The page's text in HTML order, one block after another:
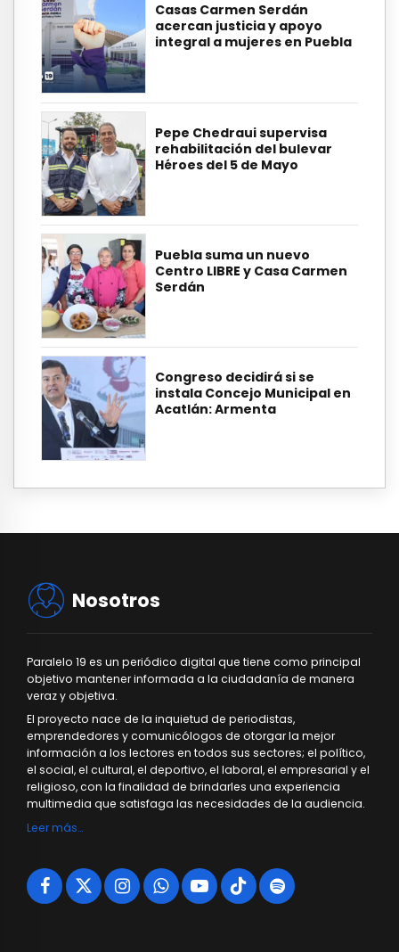
Casas Carmen Serdán
acercan justicia y apoyo
integral a mujeres en Puebla
Pepe Chedraui supervisa
rehabilitación del bulevar
Héroes del 5 de Mayo
Puebla suma un nuevo
Centro LIBRE y Casa Carmen
Serdán
Congreso decidirá si se
instala Concejo Municipal en
Acatlán: Armenta
Nosotros
Paralelo 19 es un periódico digital que tiene como principal
objetivo mantener informada a la ciudadanía de manera
veraz y objetiva.
El proyecto nace de la inquietud de periodistas,
emprendedores y comunicólogos de otorgar la mejor
información a los lectores en todos sus sectores; el político,
el social, el cultural, el deportivo, el laboral, el empresarial y el
religioso, con la finalidad de brindarles una experiencia
multimedia que satisfaga las necesidades de la audiencia.
Leer más…